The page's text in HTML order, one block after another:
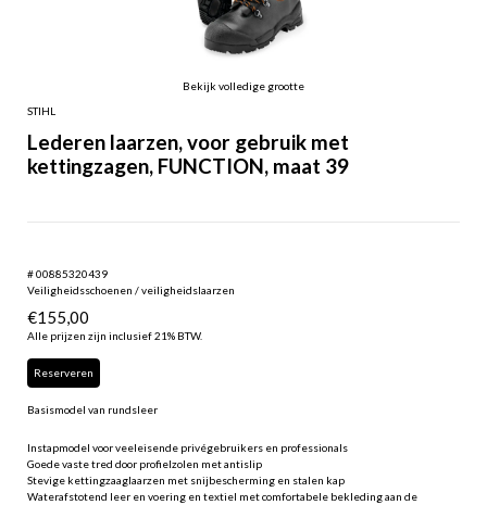
Bekijk volledige grootte
STIHL
Lederen laarzen, voor gebruik met
kettingzagen, FUNCTION, maat 39
# 00885320439
Veiligheidsschoenen / veiligheidslaarzen
€155,00
Alle prijzen zijn inclusief 21% BTW.
Reserveren
Basismodel van rundsleer
Instapmodel voor veeleisende privégebruikers en professionals
Goede vaste tred door profielzolen met antislip
Stevige kettingzaaglaarzen met snijbescherming en stalen kap
Waterafstotend leer en voering en textiel met comfortabele bekleding aan de